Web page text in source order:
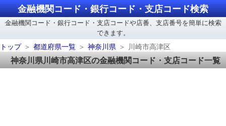
金融機関コード・銀行コード・支店コード検索
金融機関コード・銀行コード・支店コードや店番、支店番号を簡単に検索
できます。
トップ
都道府県一覧 神奈川県 川崎市高津区
神奈川県川崎市高津区の金融機関コード・支店コード一覧